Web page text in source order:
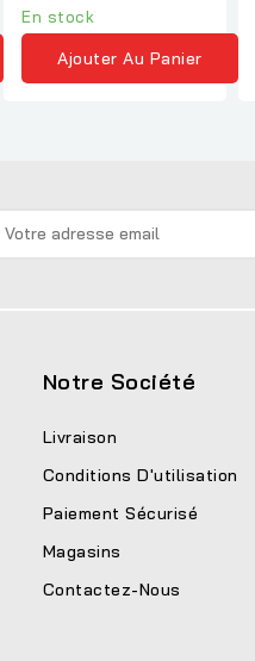
En stock
Ajouter Au Panier
Notre Société
Livraison
Conditions D'utilisation
Paiement Sécurisé
Magasins
Contactez-Nous